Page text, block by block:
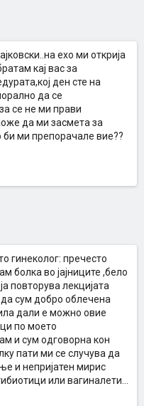
ехо ми открија
кај вас за
ден сте на
да се
се не ми прави
да ми засмета за
ми препорачале вие??
гинеколог: пречесто
болка во јајниците ,бело
повторува лекцијата
сум добро облечена
дали е можно овие
по моето
и сум одговорна кон
пати ми се случува да
и непријатен мирис
или вагиналети...